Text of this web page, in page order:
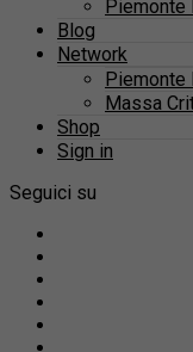
Piemonte
Blog
Network
Piemonte
Massa
Shop
Sign in
Seguici su